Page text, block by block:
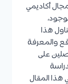
أكاديمي
هذا
والمعرفة
على
المقال